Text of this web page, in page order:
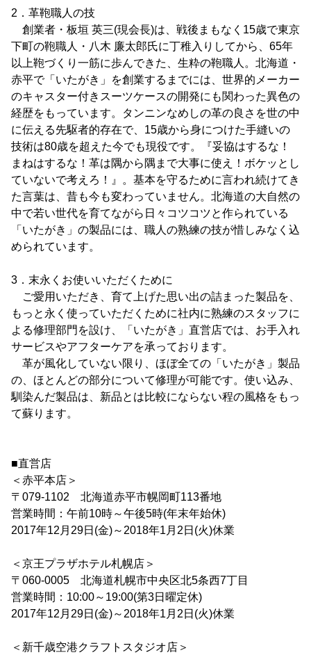
2．革鞄職人の技
創業者・板垣 英三(現会長)は、戦後まもなく15歳で東京
下町の鞄職人・八木 廉太郎氏に丁稚入りしてから、65年
以上鞄づくり一筋に歩んできた、生粋の鞄職人。北海道・
赤平で「いたがき」を創業するまでには、世界的メーカー
のキャスター付きスーツケースの開発にも関わった異色の
経歴をもっています。タンニンなめしの革の良さを世の中
に伝える先駆者的存在で、15歳から身につけた手縫いの
技術は80歳を超えた今でも現役です。『妥協はするな！
まねはするな！革は隅から隅まで大事に使え！ボケッとし
ていないで考えろ！』。基本を守るために言われ続けてき
た言葉は、昔も今も変わっていません。北海道の大自然の
中で若い世代を育てながら日々コツコツと作られている
「いたがき」の製品には、職人の熟練の技が惜しみなく込
められています。
3．末永くお使いいただくために
ご愛用いただき、育て上げた思い出の詰まった製品を、
もっと永く使っていただくために社内に熟練のスタッフに
よる修理部門を設け、「いたがき」直営店では、お手入れ
サービスやアフターケアを承っております。
革が風化していない限り、ほぼ全ての「いたがき」製品
の、ほとんどの部分について修理が可能です。使い込み、
馴染んだ製品は、新品とは比較にならない程の風格をもっ
て蘇ります。
■直営店
＜赤平本店＞
〒079-1102 北海道赤平市幌岡町113番地
営業時間：午前10時～午後5時(年末年始休)
2017年12月29日(金)～2018年1月2日(火)休業
＜京王プラザホテル札幌店＞
〒060-0005 北海道札幌市中央区北5条西7丁目
営業時間：10:00～19:00(第3日曜定休)
2017年12月29日(金)～2018年1月2日(火)休業
＜新千歳空港クラフトスタジオ店＞